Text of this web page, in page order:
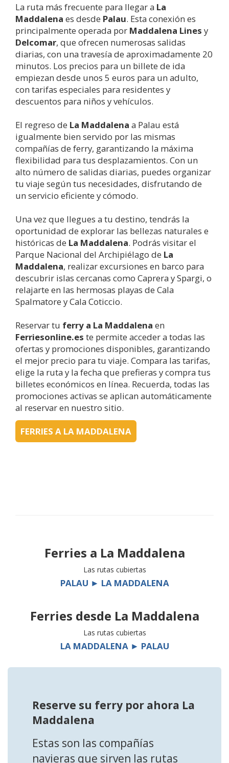
La ruta más frecuente para llegar a La
Maddalena es desde Palau. Esta conexión es
principalmente operada por Maddalena Lines y
Delcomar, que ofrecen numerosas salidas
diarias, con una travesía de aproximadamente 20
minutos. Los precios para un billete de ida
empiezan desde unos 5 euros para un adulto,
con tarifas especiales para residentes y
descuentos para niños y vehículos.
El regreso de La Maddalena a Palau está
igualmente bien servido por las mismas
compañías de ferry, garantizando la máxima
flexibilidad para tus desplazamientos. Con un
alto número de salidas diarias, puedes organizar
tu viaje según tus necesidades, disfrutando de
un servicio eficiente y cómodo.
Una vez que llegues a tu destino, tendrás la
oportunidad de explorar las bellezas naturales e
históricas de La Maddalena. Podrás visitar el
Parque Nacional del Archipiélago de La
Maddalena, realizar excursiones en barco para
descubrir islas cercanas como Caprera y Spargi, o
relajarte en las hermosas playas de Cala
Spalmatore y Cala Coticcio.
Reservar tu ferry a La Maddalena en
Ferriesonline.es te permite acceder a todas las
ofertas y promociones disponibles, garantizando
el mejor precio para tu viaje. Compara las tarifas,
elige la ruta y la fecha que prefieras y compra tus
billetes económicos en línea. Recuerda, todas las
promociones activas se aplican automáticamente
al reservar en nuestro sitio.
FERRIES A LA MADDALENA
Ferries a La Maddalena
Las rutas cubiertas
PALAU ► LA MADDALENA
Ferries desde La Maddalena
Las rutas cubiertas
LA MADDALENA ► PALAU
Reserve su ferry por ahora La
Maddalena
Estas son las compañías
navieras que sirven las rutas